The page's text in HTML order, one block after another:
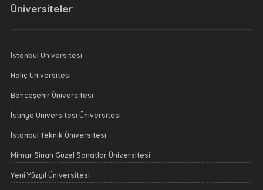
Üniversiteler
İstanbul Üniversitesi
Haliç Üniversitesi
Bahçeşehir Üniversitesi
İstinye Üniversitesi Üniversitesi
İstanbul Teknik Üniversitesi
Mimar Sinan Güzel Sanatlar Üniversitesi
Yeni Yüzyıl Üniversitesi